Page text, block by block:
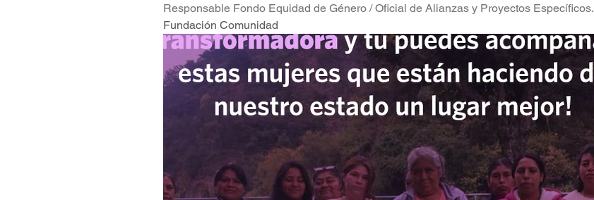
Responsable Fondo Equidad de Género / Oficial de Alianzas y Proyectos Específicos.
Fundación Comunidad